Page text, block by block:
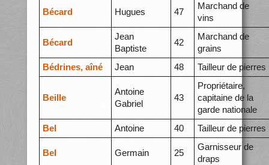
Bécard Hugues 47
Marchand de
vins
Bécard
Jean
Baptiste
42
Marchand de
grains
Bédrines, aîné
Jean 48 Tailleur de pierres
Beille
Antoine
Gabriel
43
Propriétaire,
capitaine de la
garde nationale
Bel
Antoine 40 Tailleur de pierres
Bel Germain 25
Garnisseur de
draps